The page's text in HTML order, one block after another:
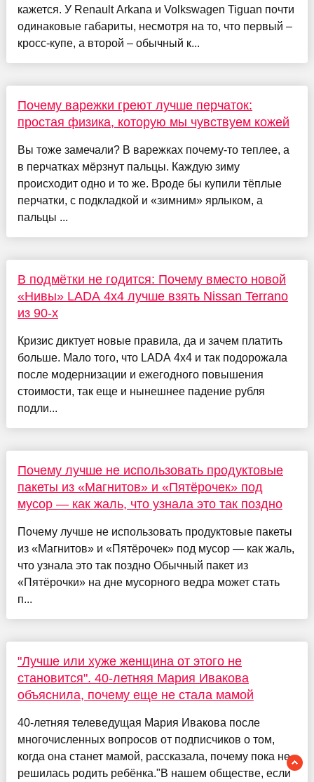
кажется. У Renault Arkana и Volkswagen Tiguan почти
одинаковые габариты, несмотря на то, что первый –
кросс-купе, а второй – обычный к...
Почему варежки греют лучше перчаток:
простая физика, которую мы чувствуем кожей
Вы тоже замечали? В варежках почему-то теплее, а
в перчатках мёрзнут пальцы. Каждую зиму
происходит одно и то же. Вроде бы купили тёплые
перчатки, с подкладкой и «зимним» ярлыком, а
пальцы ...
В подмётки не годится: Почему вместо новой
«Нивы» LADA 4x4 лучше взять Nissan Terrano
из 90-х
Кризис диктует новые правила, да и зачем платить
больше. Мало того, что LADA 4x4 и так подорожала
после модернизации и ежегодного повышения
стоимости, так еще и нынешнее падение рубля
подли...
Почему лучше не использовать продуктовые
пакеты из «Магнитов» и «Пятёрочек» под
мусор — как жаль, что узнала это так поздно
Почему лучше не использовать продуктовые пакеты
из «Магнитов» и «Пятёрочек» под мусор — как жаль,
что узнала это так поздно Обычный пакет из
«Пятёрочки» на дне мусорного ведра может стать
п...
"Лучше или хуже женщина от этого не
становится". 40-летняя Мария Ивакова
объяснила, почему еще не стала мамой
40-летняя телеведущая Мария Ивакова после
многочисленных вопросов от подписчиков о том,
когда она станет мамой, рассказала, почему пока не
решилась родить ребёнка."В нашем обществе, если